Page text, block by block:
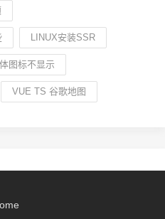
LINUX安装SSR
图标不显示
VUE TS 谷歌地图